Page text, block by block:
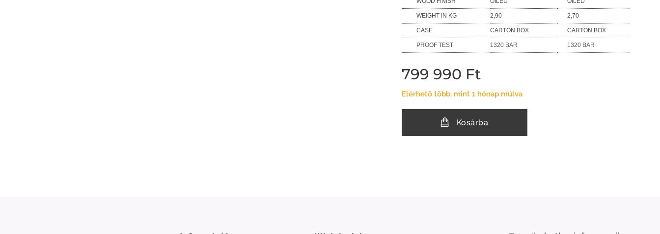
WEIGHT IN KG 2,90 2,70
CASE CARTON BOX CARTON BOX
PROOF TEST 1320 BAR 1320 BAR
799 990 Ft
Elérhető több, mint 1 hónap múlva
Kosárba